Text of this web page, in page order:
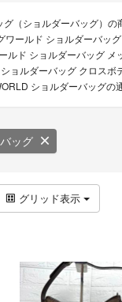
（ショルダーバッグ）
ールド ショルダーバッ
ド ショルダーバッグ
ルダーバッグ クロスボ
ショルダーバッグの
ッグ
グリッド表示